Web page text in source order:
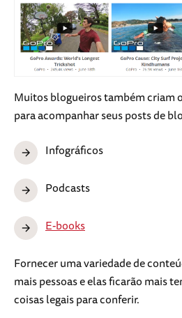
Muitos blogueiros também criam
para acompanhar seus posts de
Infográficos
Podcasts
E-books
Fornecer uma variedade de
mais pessoas e elas ficarão mais
coisas legais para conferir.